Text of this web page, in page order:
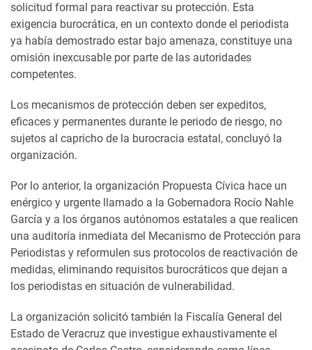
solicitud formal para reactivar su protección. Esta
exigencia burocrática, en un contexto donde el periodista
ya había demostrado estar bajo amenaza, constituye una
omisión inexcusable por parte de las autoridades
competentes.
Los mecanismos de protección deben ser expeditos,
eficaces y permanentes durante le periodo de riesgo, no
sujetos al capricho de la burocracia estatal, concluyó la
organización.
Por lo anterior, la organización Propuesta Cívica hace un
enérgico y urgente llamado a la Gobernadora Rocío Nahle
García y a los órganos autónomos estatales a que realicen
una auditoría inmediata del Mecanismo de Protección para
Periodistas y reformulen sus protocolos de reactivación de
medidas, eliminando requisitos burocráticos que dejan a
los periodistas en situación de vulnerabilidad.
La organización solicitó también la Fiscalía General del
Estado de Veracruz que investigue exhaustivamente el